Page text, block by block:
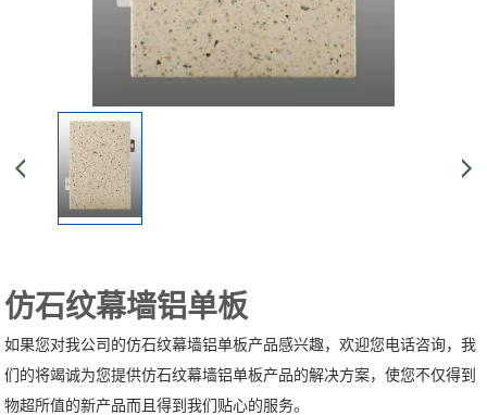
仿石纹幕墙铝单板
如果您对我公司的仿石纹幕墙铝单板产品感兴趣，欢迎您电话咨询，我
们的将竭诚为您提供仿石纹幕墙铝单板产品的解决方案，使您不仅得到
物超所值的新产品而且得到我们贴心的服务。